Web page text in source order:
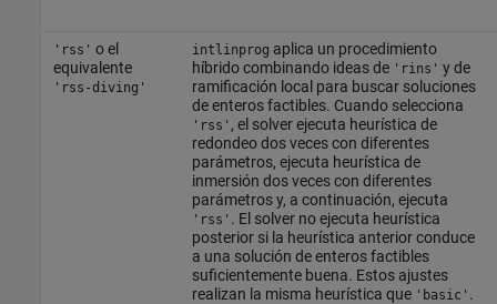
'rss' o el
equivalente
'rss-diving'
intlinprog aplica un procedimiento
híbrido combinando ideas de 'rins' y de
ramificación local para buscar soluciones
de enteros factibles. Cuando selecciona
'rss' , el solver ejecuta heurística de
redondeo dos veces con diferentes
parámetros, ejecuta heurística de
inmersión dos veces con diferentes
parámetros y, a continuación, ejecuta
'rss' . El solver no ejecuta heurística
posterior si la heurística anterior conduce
a una solución de enteros factibles
suficientemente buena. Estos ajustes
realizan la misma heurística que 'basic' .